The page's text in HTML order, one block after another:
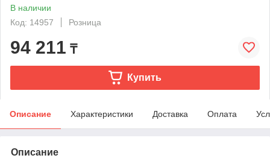
В наличии
Код: 14957
Розница
94 211 ₸
Купить
Описание Характеристики Доставка Оплата
Описание